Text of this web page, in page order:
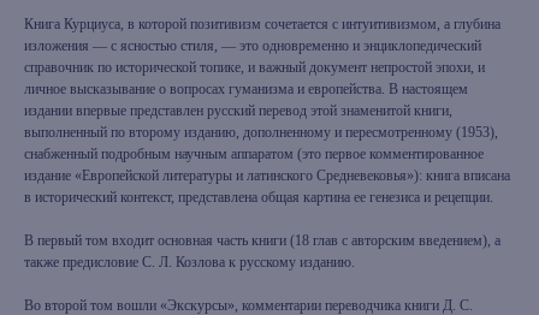
Книга Курциуса, в которой позитивизм сочетается с интуитивизмом, а глубина
изложения — с ясностью стиля, — это одновременно и энциклопедический
справочник по исторической топике, и важный документ непростой эпохи, и
личное высказывание о вопросах гуманизма и европейства. В настоящем
издании впервые представлен русский перевод этой знаменитой книги,
выполненный по второму изданию, дополненному и пересмотренному (1953),
снабженный подробным научным аппаратом (это первое комментированное
издание «Европейской литературы и латинского Средневековья»): книга вписана
в исторический контекст, представлена общая картина ее генезиса и рецепции.
В первый том входит основная часть книги (18 глав с авторским введением), а
также предисловие С. Л. Козлова к русскому изданию.
Во второй том вошли «Экскурсы», комментарии переводчика книги Д. С.